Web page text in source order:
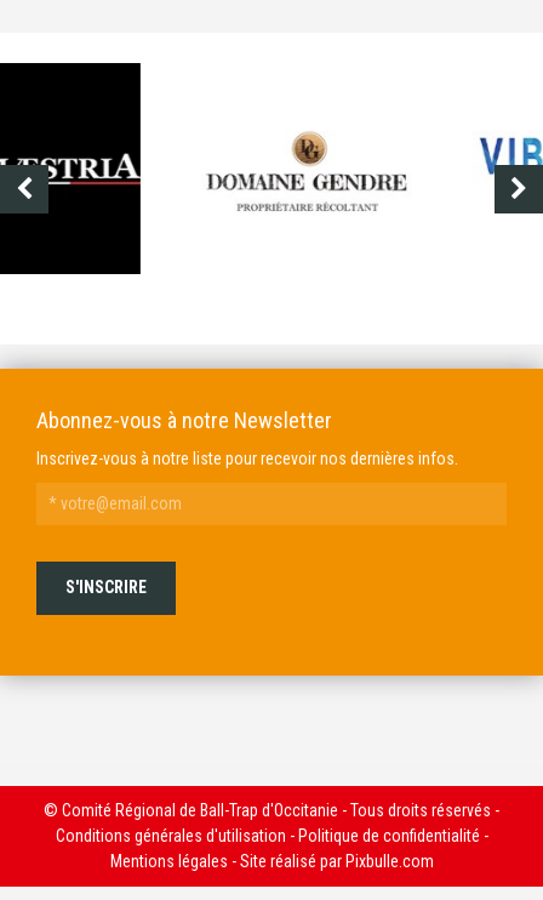
Abonnez-vous à notre Newsletter
Inscrivez-vous à notre liste pour recevoir nos dernières infos.
© Comité Régional de Ball-Trap d'Occitanie - Tous droits réservés -
Conditions générales d'utilisation - Politique de confidentialité -
Mentions légales - Site réalisé par Pixbulle.com